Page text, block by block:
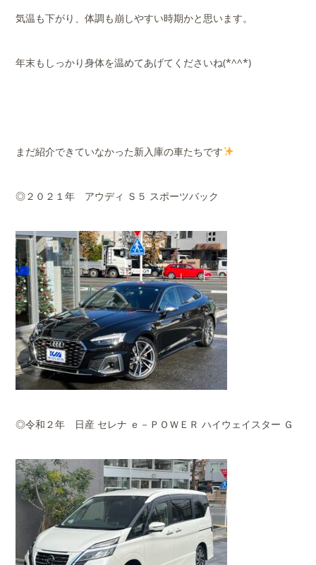
気温も下がり、体調も崩しやすい時期かと思います。
年末もしっかり身体を温めてあげてくださいね(*^^*)
まだ紹介できていなかった新入庫の車たちです
◎２０２１年 アウディ Ｓ５ スポーツバック
◎令和２年 日産 セレナ ｅ－ＰＯＷＥＲ ハイウェイスター Ｇ